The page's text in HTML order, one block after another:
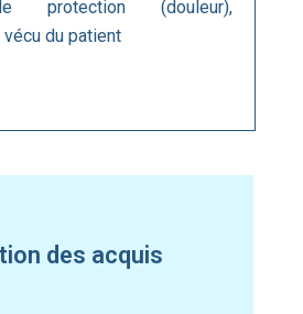
protection (douleur),
du patient
des acquis